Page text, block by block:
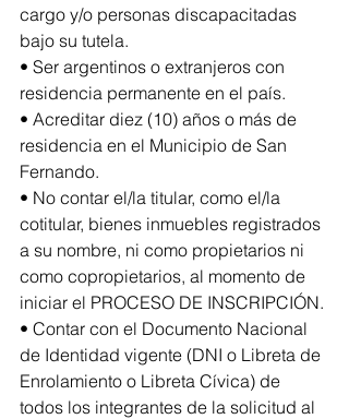
cargo y/o personas discapacitadas
bajo su tutela.
• Ser argentinos o extranjeros con
residencia permanente en el país.
• Acreditar diez (10) años o más de
residencia en el Municipio de San
Fernando.
• No contar el/la titular, como el/la
cotitular, bienes inmuebles registrados
a su nombre, ni como propietarios ni
como copropietarios, al momento de
iniciar el PROCESO DE INSCRIPCIÓN.
• Contar con el Documento Nacional
de Identidad vigente (DNI o Libreta de
Enrolamiento o Libreta Cívica) de
todos los integrantes de la solicitud al